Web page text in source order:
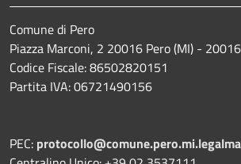
Comune di Pero
Piazza Marconi, 2 20016 Pero (MI) -
Codice Fiscale: 86502820151
Partita IVA: 06721490156
PEC: